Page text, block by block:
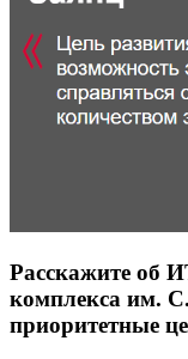
Расскажите об
комплекса им.
приоритетные